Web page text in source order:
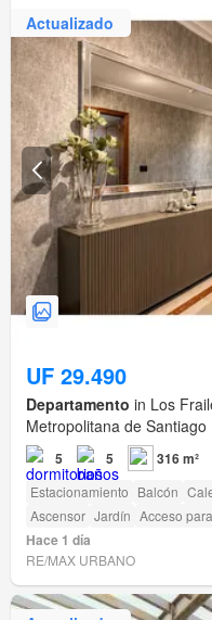
Actualizado
UF 29.490
Departamento in Los
Metropolitana de Santiago
5 5 316 m²
Estacionamiento Balcón
Ascensor Jardín Acceso
Hace 1 día
RE/MAX URBANO